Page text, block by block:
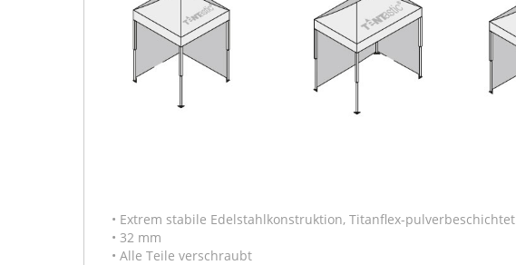
• Extrem stabile Edelstahlkonstruktion, Titanflex-pulverbeschichtet
• 32 mm
• Alle Teile verschraubt